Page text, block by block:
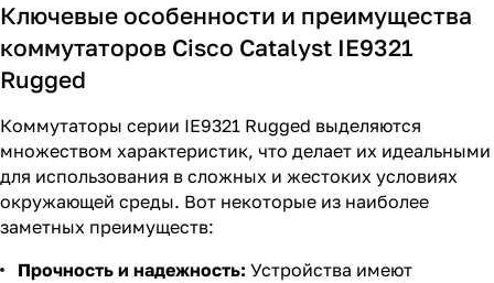
Ключевые особенности и преимущества
коммутаторов Cisco Catalyst IE9321
Rugged
Коммутаторы серии IE9321 Rugged выделяются
множеством характеристик, что делает их идеальными
для использования в сложных и жестоких условиях
окружающей среды. Вот некоторые из наиболее
заметных преимуществ:
Прочность и надежность: Устройства имеют